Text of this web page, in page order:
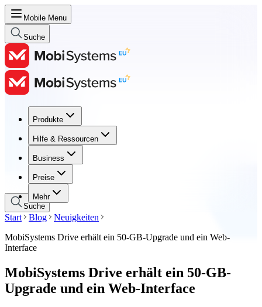
Mobile Menu
Suche
Produkte
Hilfe & Ressourcen
Business
Preise
Mehr
Produkte
Hilfe & Ressourcen
Business
Preise
Suche
Start Blog
Neuigkeiten
MobiSystems Drive erhält ein 50-GB-Upgrade und ein Web-
Interface
MobiSystems Drive erhält ein 50-GB-
Upgrade und ein Web-Interface